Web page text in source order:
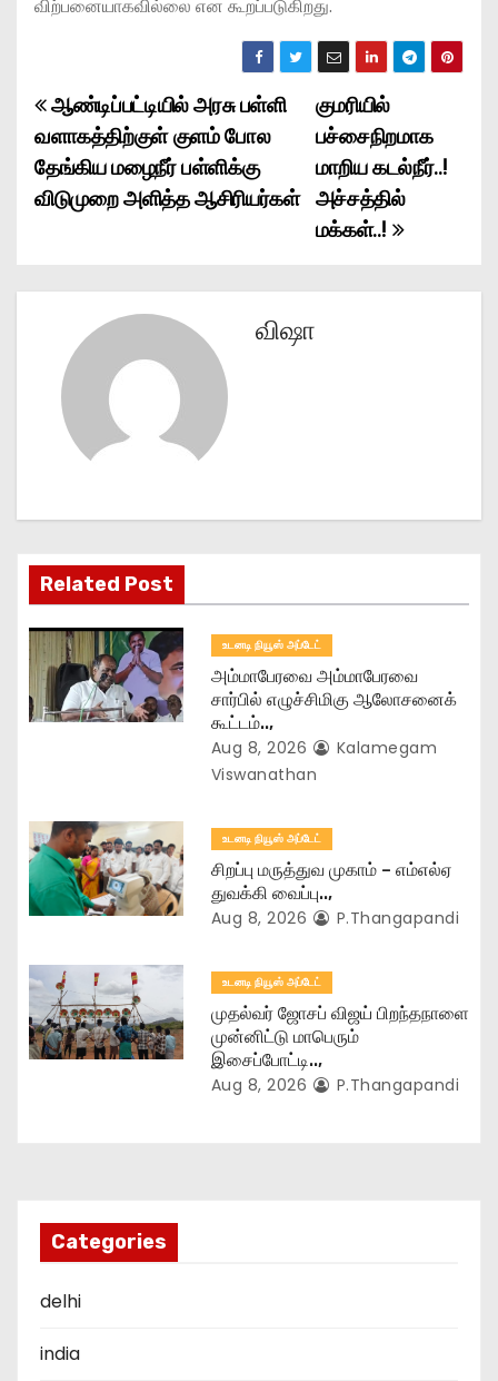
விற்பனையாகவில்லை என கூறப்படுகிறது.
P
o
s
n
a
t
i
o
n
குமரியில்
பச்சைநிறமாக
மாறிய கடல்நீர்..!
அச்சத்தில்
மக்கள்..!
ஆண்டிப்பட்டியில் அரசு பள்ளி
வளாகத்திற்குள் குளம் போல
தேங்கிய மழைநீர் பள்ளிக்கு
விடுமுறை அளித்த ஆசிரியர்கள்
விஷா
Related Post
உடனடி நியூஸ் அப்டேட்
அம்மாபேரவை அம்மாபேரவை
சார்பில் எழுச்சிமிகு ஆலோசனைக்
கூட்டம்..,
Aug 8, 2026
Kalamegam
Viswanathan
உடனடி நியூஸ் அப்டேட்
சிறப்பு மருத்துவ முகாம் – எம்எல்ஏ
துவக்கி வைப்பு..,
Aug 8, 2026 P.Thangapandi
உடனடி நியூஸ் அப்டேட்
முதல்வர் ஜோசப் விஜய் பிறந்தநாளை
முன்னிட்டு மாபெரும்
இசைப்போட்டி..,
Aug 8, 2026 P.Thangapandi
Categories
delhi
india